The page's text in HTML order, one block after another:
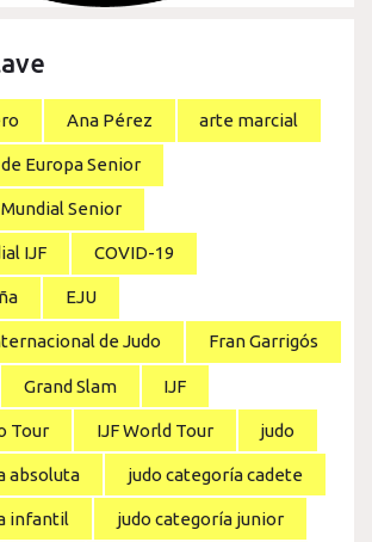
Ana Pérez arte marcial
Europa Senior
Senior
IJF COVID-19
EJU
de Judo Fran Garrigós
Grand Slam IJF
Tour IJF World Tour judo
absoluta judo categoría cadete
infantil judo categoría junior